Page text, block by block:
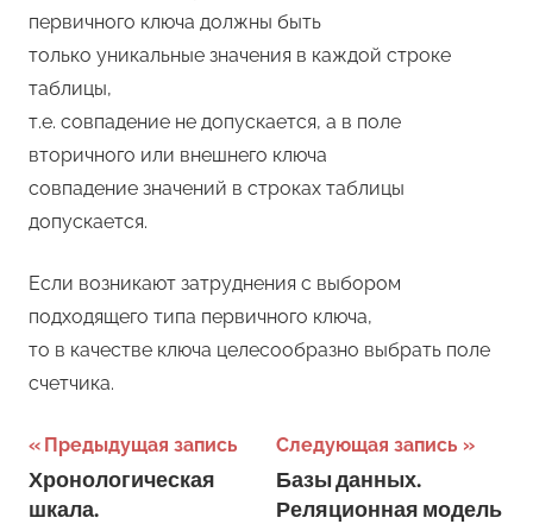
первичного ключа должны быть
только уникальные значения в каждой строке
таблицы,
т.е. совпадение не допускается, а в поле
вторичного или внешнего ключа
совпадение значений в строках таблицы
допускается.
Если возникают затруднения с выбором
подходящего типа первичного ключа,
то в качеcтве ключа целесообразно выбрать поле
счетчика.
Навигация
по
Предыдущая запись
Хронологическая
шкала.
Следующая запись
Базы данных.
Реляционная модель